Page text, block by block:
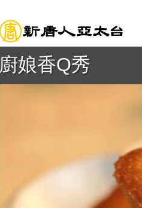
廚娘香Q秀